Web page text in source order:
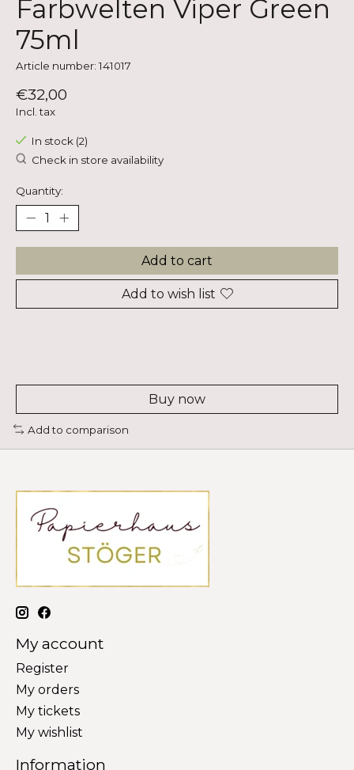
Farbwelten Viper Green
75ml
Article number: 141017
€32,00
Incl. tax
In stock (2)
Check in store availability
Quantity:
Add to cart
Add to wish list
Buy now
Add to comparison
My account
Register
My orders
My tickets
My wishlist
Information